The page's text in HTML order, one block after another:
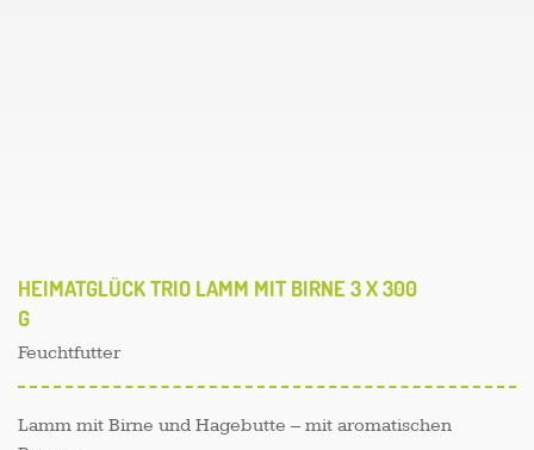
HEIMATGLÜCK TRIO LAMM MIT BIRNE 3 X 300
G
Feuchtfutter
Lamm mit Birne und Hagebutte – mit aromatischen